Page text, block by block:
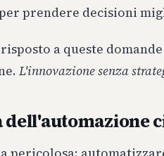
prendere decisioni
a queste
L'innovazione senza
dell'automazione